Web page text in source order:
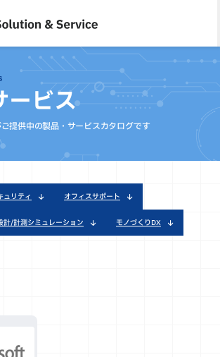
ービス
提供中の製品・サービスカタログです
ュリティ オフィスサポート
計/計測シミュレーション モノづくりDX